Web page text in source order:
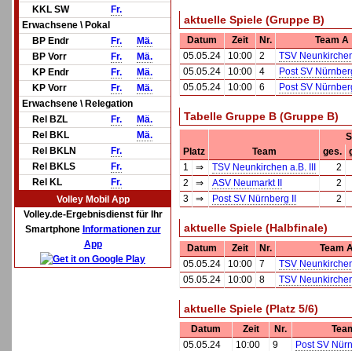
KKL SW
Fr.
Erwachsene \ Pokal
BP Endr
Fr.
Mä.
BP Vorr
Fr.
Mä.
KP Endr
Fr.
Mä.
KP Vorr
Fr.
Mä.
Erwachsene \ Relegation
Rel BZL
Fr.
Mä.
Rel BKL
Mä.
Rel BKLN
Fr.
Rel BKLS
Fr.
Rel KL
Fr.
Volley Mobil App
Volley.de-Ergebnisdienst für Ihr
Smartphone Informationen zur
App
aktuelle Spiele (Gruppe B)
Datum Zeit Nr.
Team A
05.05.24
10:00 2
TSV
05.05.24
10:00 4
Post SV
05.05.24
10:00 6 Post SV
Tabelle Gruppe B (Gruppe B)
Platz
Team ges.
1
⇒ TSV Neunkirchen a.B. III
2
2
⇒ ASV Neumarkt II
2
3
⇒ Post SV Nürnberg II 2
aktuelle Spiele (Halbfinale)
Datum Zeit Nr.
Team
05.05.24
10:00 7
TSV
05.05.24
10:00 8 TSV
aktuelle Spiele (Platz 5/6)
Datum Zeit Nr.
05.05.24
10:00 9 Post SV